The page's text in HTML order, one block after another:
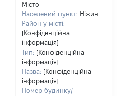
Місто
Населений пункт: Ніжин
Район у місті:
[Конфіденційна
інформація]
Тип: [Конфіденційна
інформація]
Назва: [Конфіденційна
інформація]
Номер будинку/